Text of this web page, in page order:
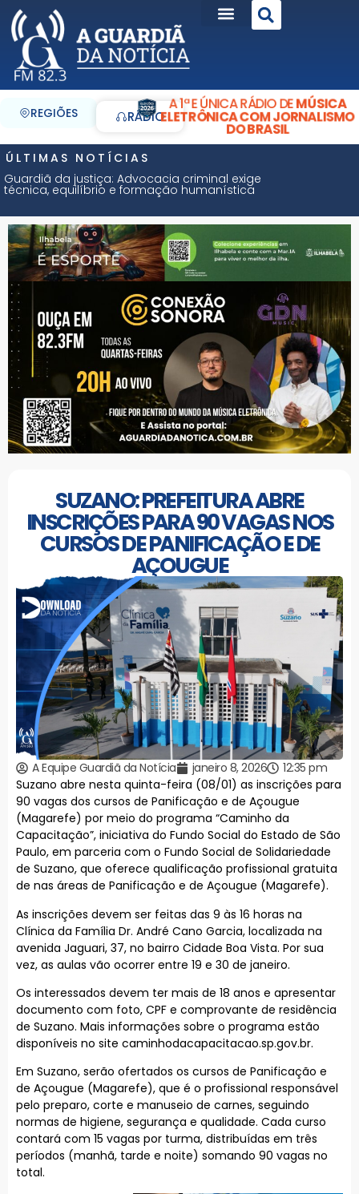
REGIÕES RÁDIO
A 1ª E ÚNICA RÁDIO DEMÚSICA
ELETRÔNICA COM JORNALISMO
DO BRASIL
ÚLTIMAS NOTÍCIAS
Guardiã da justiça: Advocacia criminal exige
técnica, equilíbrio e formação humanística
SUZANO: PREFEITURA ABRE
INSCRIÇÕES PARA 90 VAGAS NOS
CURSOS DE PANIFICAÇÃO E DE
AÇOUGUE
A Equipe Guardiã da Notícia janeiro 8, 2026
12:35 pm
Suzano abre nesta quinta-feira (08/01) as inscrições para
90 vagas dos cursos de Panificação e de Açougue
(Magarefe) por meio do programa “Caminho da
Capacitação”, iniciativa do Fundo Social do Estado de São
Paulo, em parceria com o Fundo Social de Solidariedade
de Suzano, que oferece qualificação profissional gratuita
de nas áreas de Panificação e de Açougue (Magarefe).
As inscrições devem ser feitas das 9 às 16 horas na
Clínica da Família Dr. André Cano Garcia, localizada na
avenida Jaguari, 37, no bairro Cidade Boa Vista. Por sua
vez, as aulas vão ocorrer entre 19 e 30 de janeiro.
Os interessados devem ter mais de 18 anos e apresentar
documento com foto, CPF e comprovante de residência
de Suzano. Mais informações sobre o programa estão
disponíveis no site caminhodacapacitacao.sp.gov.br.
Em Suzano, serão ofertados os cursos de Panificação e
de Açougue (Magarefe), que é o profissional responsável
pelo preparo, corte e manuseio de carnes, seguindo
normas de higiene, segurança e qualidade. Cada curso
contará com 15 vagas por turma, distribuídas em três
períodos (manhã, tarde e noite) somando 90 vagas no
total.